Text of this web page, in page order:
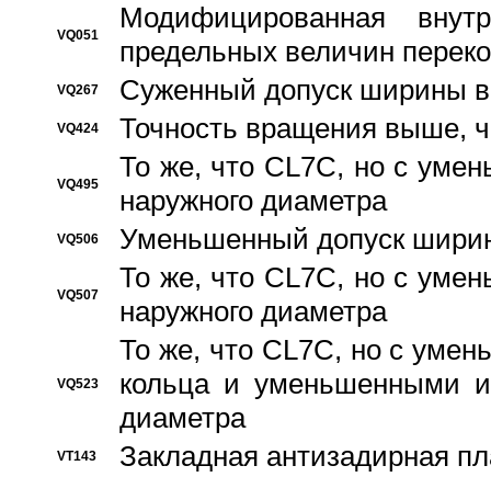
VQ051
Модифицированная
предельных величин
VQ267 Суженный допуск ширины
VQ424 Точность вращения выше,
VQ495
То же, что CL7C, но с
наружного диаметра
VQ506 Уменьшенный допуск
VQ507
То же, что CL7C, но с
наружного диаметра
VQ523
То же, что CL7C, но с
кольца и уменьшенными
диаметра
VT143 Закладная антизадирная